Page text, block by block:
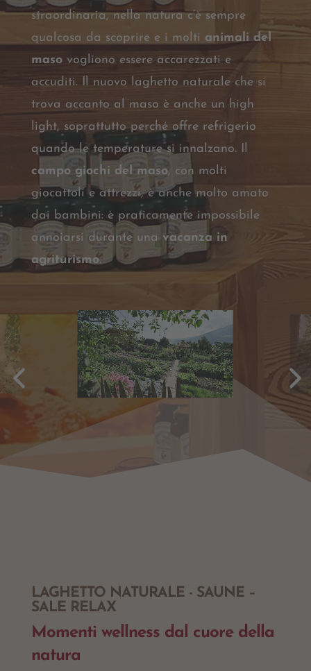
straordinaria, nella natura c’è sempre
qualcosa da scoprire e i molti animali del
masovogliono essere accarezzati e
accuditi. Il nuovo laghetto naturale che si
trova accanto al maso è anche un high
light, soprattutto perché offre refrigerio
quando le temperature si innalzano. Il
campo giochi del maso, con molti
giocattoli e attrezzi, è anche molto amato
dai bambini: è praticamente impossibile
annoiarsi durante una vacanza in
agriturismo.
LAGHETTO NATURALE - SAUNE –
SALE RELAX
Momenti wellness dal cuore della
natura